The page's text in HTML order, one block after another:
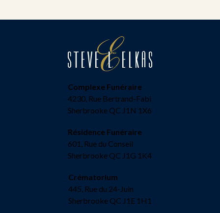
Complexe Funéraire
4230, Rue Bertrand-Fabi
Sherbrooke QC J1N 1X6
Résidence Funéraire
601, Rue du Conseil
Sherbrooke QC J1G 1K4
Crématorium
445, Rue du 24-Juin
Sherbrooke QC J1E 1H1